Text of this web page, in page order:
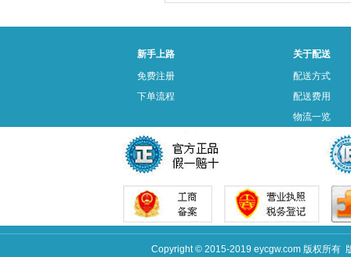
新手上路
免费注册
下单流程
关于配送
配送方式
配送费用
物流一览
Copyright © 2015-2019 eycgw.com 版权所有